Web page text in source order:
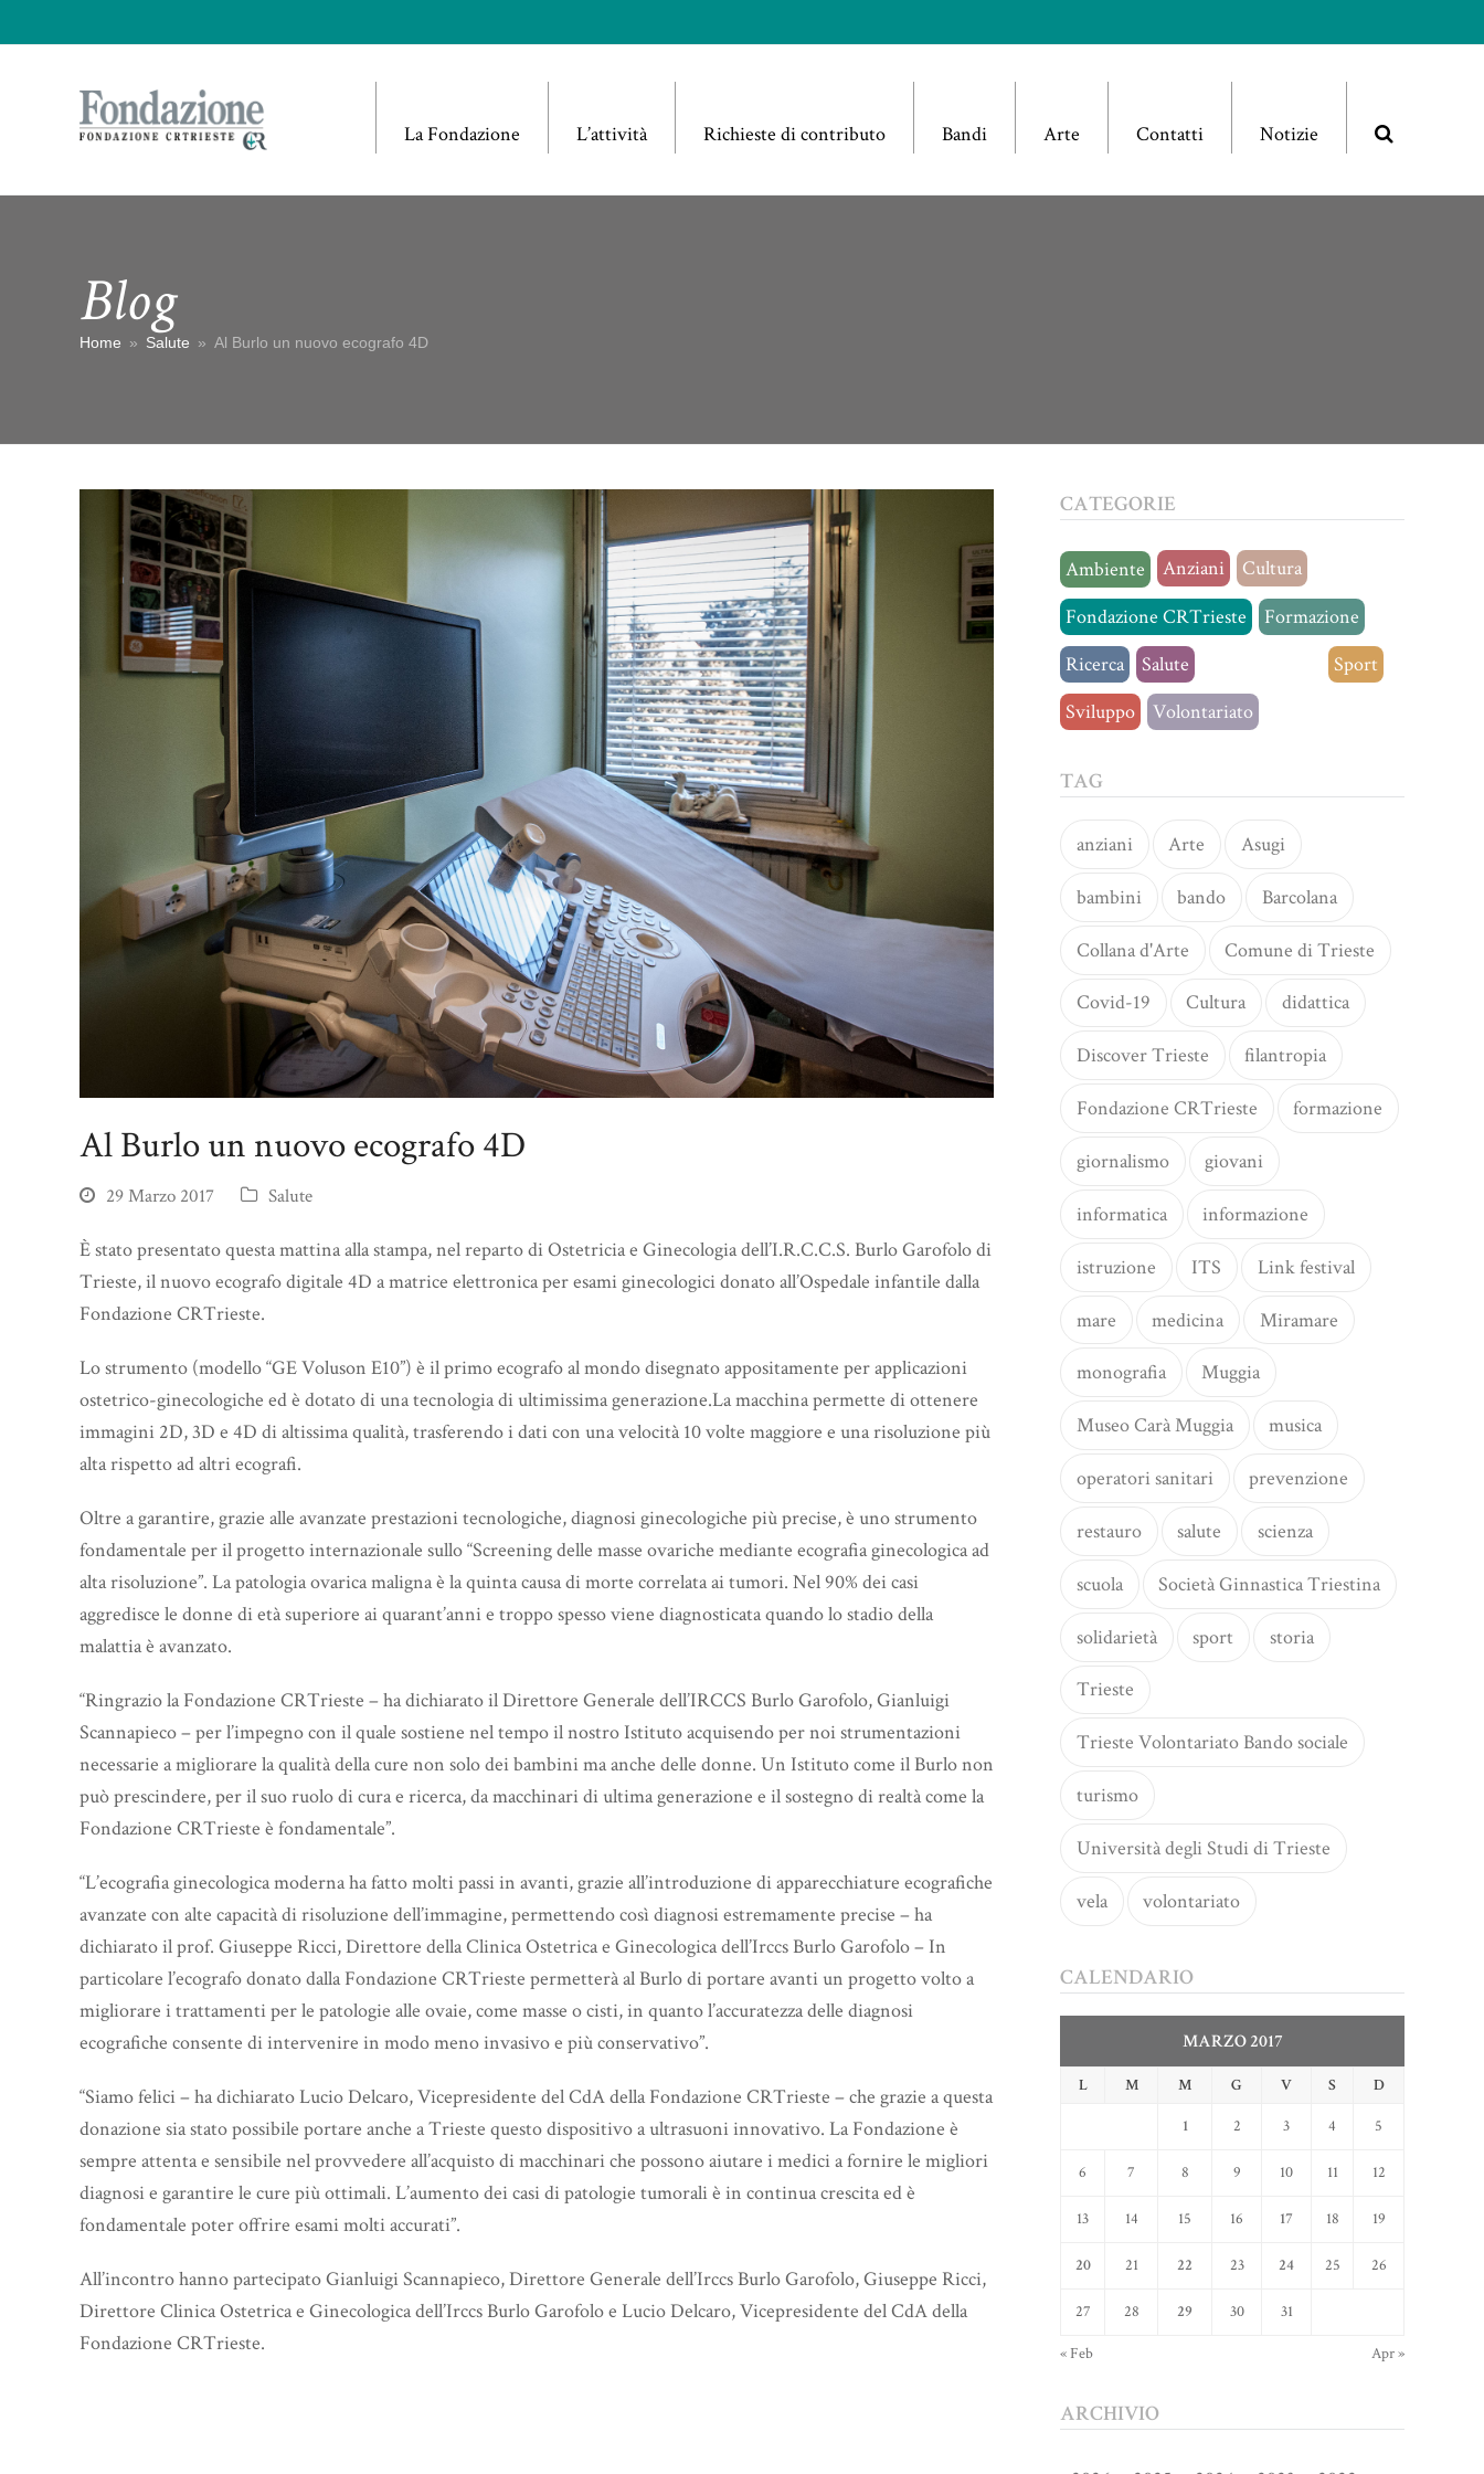
La Fondazione L’attività Richieste di contributo Bandi Arte Contatti Notizie
Blog
Home » Salute » Al Burlo un nuovo ecografo 4D
Al Burlo un nuovo ecografo 4D
29 Marzo 2017 Salute
È stato presentato questa mattina alla stampa, nel reparto di Ostetricia e Ginecologia dell’I.R.C.C.S. Burlo Garofolo di
Trieste, il nuovo ecografo digitale 4D a matrice elettronica per esami ginecologici donato all’Ospedale infantile dalla
Fondazione CRTrieste.
Lo strumento (modello “GE Voluson E10”) è il primo ecografo al mondo disegnato appositamente per applicazioni
ostetrico-ginecologiche ed è dotato di una tecnologia di ultimissima generazione.La macchina permette di ottenere
immagini 2D, 3D e 4D di altissima qualità, trasferendo i dati con una velocità 10 volte maggiore e una risoluzione più
alta rispetto ad altri ecografi.
Oltre a garantire, grazie alle avanzate prestazioni tecnologiche, diagnosi ginecologiche più precise, è uno strumento
fondamentale per il progetto internazionale sullo “Screening delle masse ovariche mediante ecografia ginecologica ad
alta risoluzione”. La patologia ovarica maligna è la quinta causa di morte correlata ai tumori. Nel 90% dei casi
aggredisce le donne di età superiore ai quarant’anni e troppo spesso viene diagnosticata quando lo stadio della
malattia è avanzato.
“Ringrazio la Fondazione CRTrieste – ha dichiarato il Direttore Generale dell’IRCCS Burlo Garofolo, Gianluigi
Scannapieco – per l’impegno con il quale sostiene nel tempo il nostro Istituto acquisendo per noi strumentazioni
necessarie a migliorare la qualità della cure non solo dei bambini ma anche delle donne. Un Istituto come il Burlo non
può prescindere, per il suo ruolo di cura e ricerca, da macchinari di ultima generazione e il sostegno di realtà come la
Fondazione CRTrieste è fondamentale”.
“L’ecografia ginecologica moderna ha fatto molti passi in avanti, grazie all’introduzione di apparecchiature ecografiche
avanzate con alte capacità di risoluzione dell’immagine, permettendo così diagnosi estremamente precise – ha
dichiarato il prof. Giuseppe Ricci, Direttore della Clinica Ostetrica e Ginecologica dell’Irccs Burlo Garofolo – In
particolare l’ecografo donato dalla Fondazione CRTrieste permetterà al Burlo di portare avanti un progetto volto a
migliorare i trattamenti per le patologie alle ovaie, come masse o cisti, in quanto l’accuratezza delle diagnosi
ecografiche consente di intervenire in modo meno invasivo e più conservativo”.
“Siamo felici – ha dichiarato Lucio Delcaro, Vicepresidente del CdA della Fondazione CRTrieste – che grazie a questa
donazione sia stato possibile portare anche a Trieste questo dispositivo a ultrasuoni innovativo. La Fondazione è
sempre attenta e sensibile nel provvedere all’acquisto di macchinari che possono aiutare i medici a fornire le migliori
diagnosi e garantire le cure più ottimali. L’aumento dei casi di patologie tumorali è in continua crescita ed è
fondamentale poter offrire esami molti accurati”.
All’incontro hanno partecipato Gianluigi Scannapieco, Direttore Generale dell’Irccs Burlo Garofolo, Giuseppe Ricci,
Direttore Clinica Ostetrica e Ginecologica dell’Irccs Burlo Garofolo e Lucio Delcaro, Vicepresidente del CdA della
Fondazione CRTrieste.
CATEGORIE
Ambiente Anziani
Cultura
Fondazione CRTrieste
Formazione
Ricerca
Salute
Sport
Sviluppo
Volontariato
TAG
anziani Arte Asugi
bambini bando Barcolana
Collana d'Arte Comune di Trieste
Covid-19 Cultura didattica
Discover Trieste filantropia
Fondazione CRTrieste formazione
giornalismo giovani
informatica informazione
istruzione ITS Link festival
mare medicina Miramare
monografia Muggia
Museo Carà Muggia musica
operatori sanitari prevenzione
restauro salute scienza
scuola Società Ginnastica Triestina
solidarietà sport storia
Trieste
Trieste Volontariato Bando sociale
turismo
Università degli Studi di Trieste
vela volontariato
CALENDARIO
MARZO 2017
L M M G V S D
1 2 3 4 5
6 7 8 9 10 11 12
13 14 15 16 17 18 19
20 21 22 23 24 25 26
27 28 29 30 31
« Feb Apr »
ARCHIVIO